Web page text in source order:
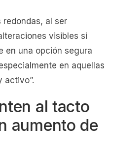
redondas, al ser
visibles si
en una opción segura
en aquellas
activo”.
al tacto
aumento de